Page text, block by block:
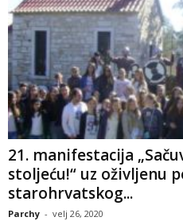
21. manifestacija
stoljeću!“ uz oživljenu
starohrvatskog...
Parchy - velj 26, 2020